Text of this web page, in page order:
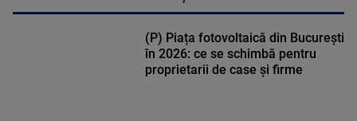
(P) Piața fotovoltaică din București
în 2026: ce se schimbă pentru
proprietarii de case și firme